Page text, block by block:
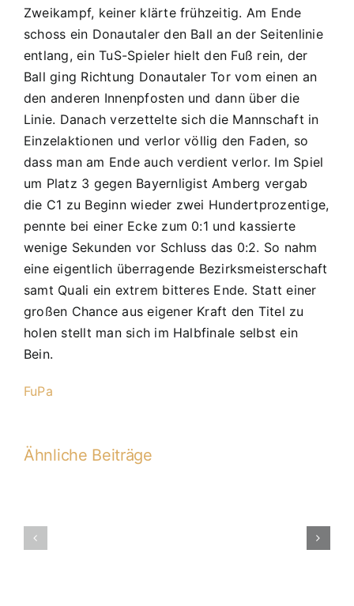
Zweikampf, keiner klärte frühzeitig. Am Ende
schoss ein Donautaler den Ball an der Seitenlinie
entlang, ein TuS-Spieler hielt den Fuß rein, der
Ball ging Richtung Donautaler Tor vom einen an
den anderen Innenpfosten und dann über die
Linie. Danach verzettelte sich die Mannschaft in
Einzelaktionen und verlor völlig den Faden, so
dass man am Ende auch verdient verlor. Im Spiel
um Platz 3 gegen Bayernligist Amberg vergab
die C1 zu Beginn wieder zwei Hundertprozentige,
pennte bei einer Ecke zum 0:1 und kassierte
wenige Sekunden vor Schluss das 0:2. So nahm
eine eigentlich überragende Bezirksmeisterschaft
samt Quali ein extrem bitteres Ende. Statt einer
großen Chance aus eigener Kraft den Titel zu
holen stellt man sich im Halbfinale selbst ein
Bein.
FuPa
Ähnliche Beiträge